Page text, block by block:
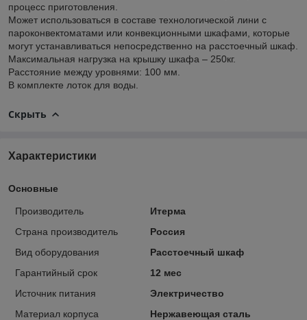
процесс приготовления.
Может использоваться в составе технологической лини с
пароконвектоматами или конвекционными шкафами, которые
могут устанавливаться непосредственно на расстоечный шкаф.
Максимальная нагрузка на крышку шкафа – 250кг.
Расстояние между уровнями: 100 мм.
В комплекте лоток для воды.
Скрыть
Характеристики
Основные
Производитель
Итерма
Страна производитель
Россия
Вид оборудования
Расстоечный шкаф
Гарантийный срок
12 мес
Источник питания
Электричество
Материал корпуса
Нержавеющая сталь